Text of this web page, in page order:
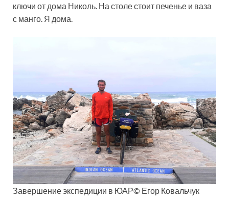
ключи от дома Николь. На столе стоит печенье и ваза
с манго. Я дома.
Завершение экспедиции в ЮАР© Егор Ковальчук